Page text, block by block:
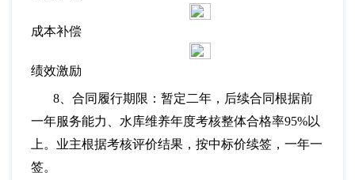
成本补偿
绩效激励
8、合同履行期限：暂定二年，后续合同根据前
一年服务能力、水库维养年度考核整体合格率95%以
上。业主根据考核评价结果，按中标价续签，一年一
签。